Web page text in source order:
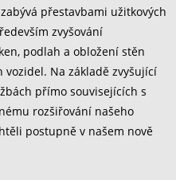
přestavbami užitkových
zvyšování
podlah a obložení stěn
Na základě zvyšující
přímo souvisejících s
rozšiřování našeho
postupně v našem nově